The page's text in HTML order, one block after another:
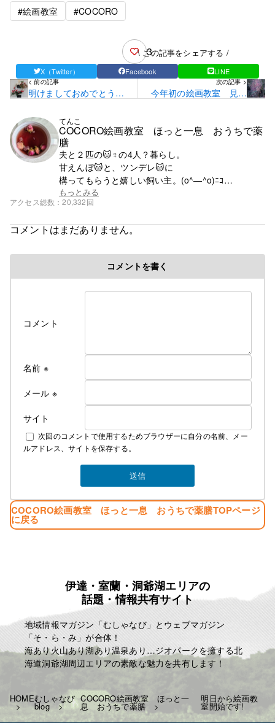
#絵画教室 #COCORO
3
\ この記事をシェアする /
X（Twitter） Facebook LINE
< 前の記事
明けましておめでとうご
次の記事 >
今年初の絵画教室 見学
てんこ
COCORO絵画教室 ほっと一息 おうちで薬
膳
夫と２匹の🐱♀の4人？暮らし。
甘えんぼ🐱と、ツンデレ🐱に
構ってもらうと嬉しい飼い主。(o^―^o)ﾆｺ
この子たちの為にもがんばるぞ～
もっとみる
アクセス総数 20,332回
コメントはまだありません。
コメントを書く
コメント
名前 ※
メール ※
サイト
次回のコメントで使用するためブラウザーに自分の名前、メー
ルアドレス、サイトを保存する。
COCORO絵画教室 ほっと一息 おうちで薬膳TOPページ
に戻る
伊達・室蘭・洞爺湖エリアの
話題・情報共有サイト
地域情報マガジン「むしゃなび」とウェブマガジン
「そ・ら・み」が合体！
海あり火山あり湖あり温泉あり…ジオパークを擁する北
海道洞爺湖周辺エリアの素敵な魅力を共有します！
HOMEむしゃなび
blog
COCORO絵画教室 ほっと一
息 おうちで薬膳
明日から絵画教
室開始です!